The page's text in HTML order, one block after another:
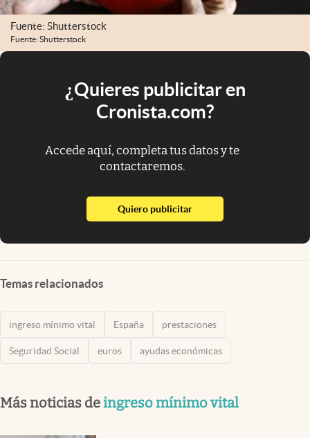
Fuente: Shutterstock
Fuente: Shutterstock
¿Quieres publicitar en
Cronista.com?
Accede aquí, completa tus datos y te
contactaremos.
Quiero publicitarabre en nueva pestaña
Temas relacionados
ingreso mínimo vital España prestaciones
Seguridad Social euros ayudas económicas
Más noticias deingreso mínimo vital